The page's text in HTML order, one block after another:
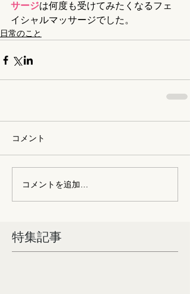
サージは何度も受けてみたくなるフェ
イシャルマッサージでした。
日常のこと
コメント
コメントを追加…
特集記事